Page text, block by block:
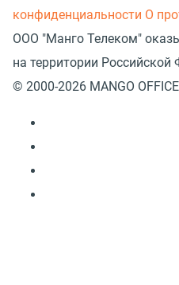
конфиденциальности О
ООО "Манго Телеком"
на территории Российской
© 2000-2026 MANGO